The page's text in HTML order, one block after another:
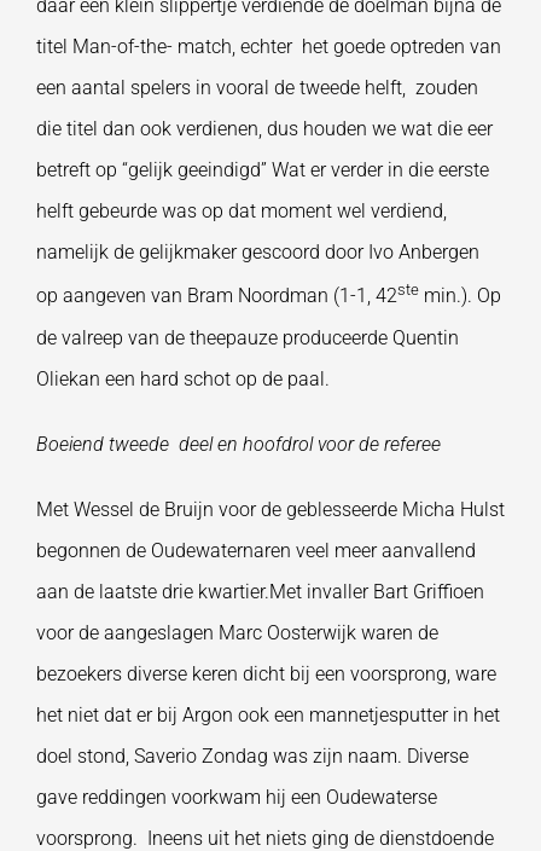
daar een klein slippertje verdiende de doelman bijna de
titel Man-of-the- match, echter het goede optreden van
een aantal spelers in vooral de tweede helft, zouden
die titel dan ook verdienen, dus houden we wat die eer
betreft op “gelijk geeindigd” Wat er verder in die eerste
helft gebeurde was op dat moment wel verdiend,
namelijk de gelijkmaker gescoord door Ivo Anbergen
op aangeven van Bram Noordman (1-1, 42ste min.). Op
de valreep van de theepauze produceerde Quentin
Oliekan een hard schot op de paal.
Boeiend tweede deel en hoofdrol voor de referee
Met Wessel de Bruijn voor de geblesseerde Micha Hulst
begonnen de Oudewaternaren veel meer aanvallend
aan de laatste drie kwartier.Met invaller Bart Griffioen
voor de aangeslagen Marc Oosterwijk waren de
bezoekers diverse keren dicht bij een voorsprong, ware
het niet dat er bij Argon ook een mannetjesputter in het
doel stond, Saverio Zondag was zijn naam. Diverse
gave reddingen voorkwam hij een Oudewaterse
voorsprong. Ineens uit het niets ging de dienstdoende